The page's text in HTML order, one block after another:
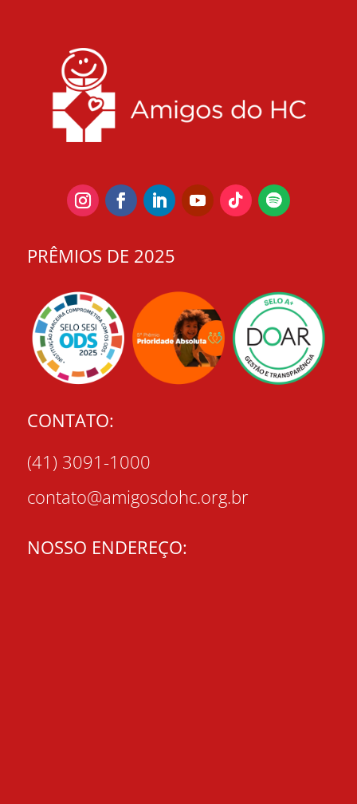
PRÊMIOS DE 2025
CONTATO:
(41) 3091-1000
contato@amigosdohc.org.br
NOSSO ENDEREÇO: